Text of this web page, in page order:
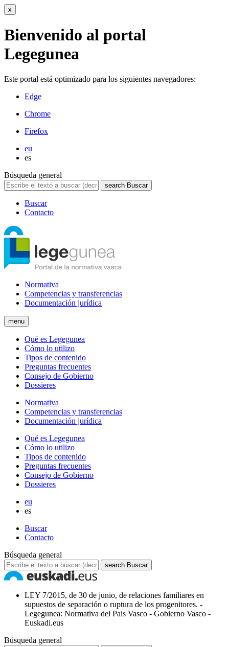
x
Bienvenido al portal
Legegunea
Este portal está optimizado para los siguientes navegadores:
Edge
Chrome
Firefox
eu
es
Búsqueda general
search Buscar
Buscar
Contacto
Normativa
Competencias y transferencias
Documentación jurídica
menu
Qué es Legegunea
Cómo lo utilizo
Tipos de contenido
Preguntas frecuentes
Consejo de Gobierno
Dossieres
Normativa
Competencias y transferencias
Documentación jurídica
Qué es Legegunea
Cómo lo utilizo
Tipos de contenido
Preguntas frecuentes
Consejo de Gobierno
Dossieres
eu
es
Buscar
Contacto
Búsqueda general
search Buscar
LEY 7/2015, de 30 de junio, de relaciones familiares en
supuestos de separación o ruptura de los progenitores. -
Legegunea: Normativa del Pais Vasco - Gobierno Vasco -
Euskadi.eus
Búsqueda general